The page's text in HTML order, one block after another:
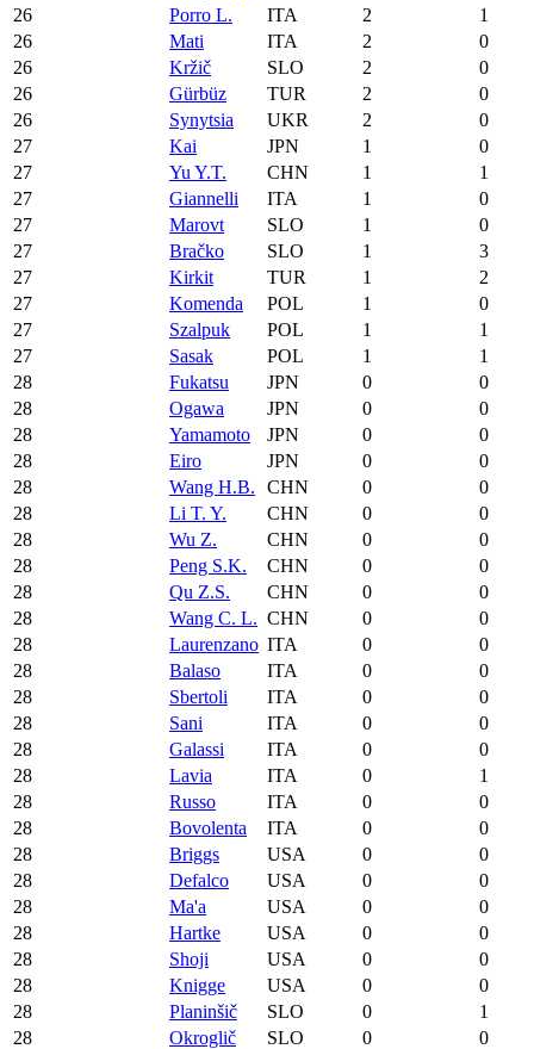
26
Porro L. ITA 2
1
26
Mati ITA 2
0
26
Kržič SLO 2
0
26
Gürbüz TUR 2
0
26
Synytsia UKR 2
0
27
Kai JPN 1
0
27
Yu Y.T. CHN 1
1
27
Giannelli ITA 1
0
27
Marovt SLO 1
0
27
Bračko SLO 1
3
27
Kirkit TUR 1
2
27
Komenda POL 1
0
27
Szalpuk POL 1
1
27
Sasak POL 1
1
28
Fukatsu JPN 0
0
28
Ogawa JPN 0
0
28
Yamamoto JPN 0
0
28
Eiro JPN 0
0
28
Wang H.B. CHN 0
0
28
Li T. Y. CHN 0
0
28
Wu Z. CHN 0
0
28
Peng S.K. CHN 0
0
28
Qu Z.S. CHN 0
0
28
Wang C. L. CHN 0
0
28
Laurenzano ITA 0
0
28
Balaso ITA 0
0
28
Sbertoli ITA 0
0
28
Sani ITA 0
0
28
Galassi ITA 0
0
28
Lavia ITA 0
1
28
Russo ITA 0
0
28
Bovolenta ITA 0
0
28
Briggs USA 0
0
28
Defalco USA 0
0
28
Ma'a USA 0
0
28
Hartke USA 0
0
28
Shoji USA 0
0
28
Knigge USA 0
0
28
Planinšič SLO 0
1
28
Okroglič SLO 0
0